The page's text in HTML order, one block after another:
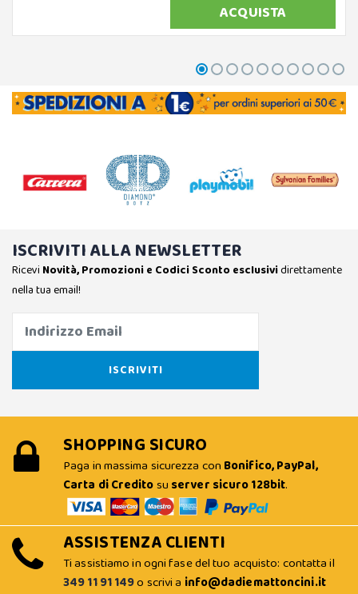
ACQUISTA
ISCRIVITI ALLA NEWSLETTER
Ricevi Novità, Promozioni e Codici Sconto esclusividirettamente
nella tua email!
SHOPPING SICURO
Paga in massima sicurezza con Bonifico, PayPal,
Carta di Creditosu server sicuro 128bit.
ASSISTENZA CLIENTI
Ti assistiamo in ogni fase del tuo acquisto: contatta il
349 11 91 149o scrivi a info@dadiemattoncini.it